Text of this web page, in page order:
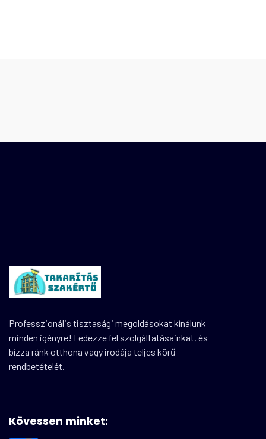
Professzionális tisztasági megoldásokat kínálunk
minden igényre! Fedezze fel szolgáltatásainkat, és
bízza ránk otthona vagy irodája teljes körű
rendbetételét.
Kövessen minket: